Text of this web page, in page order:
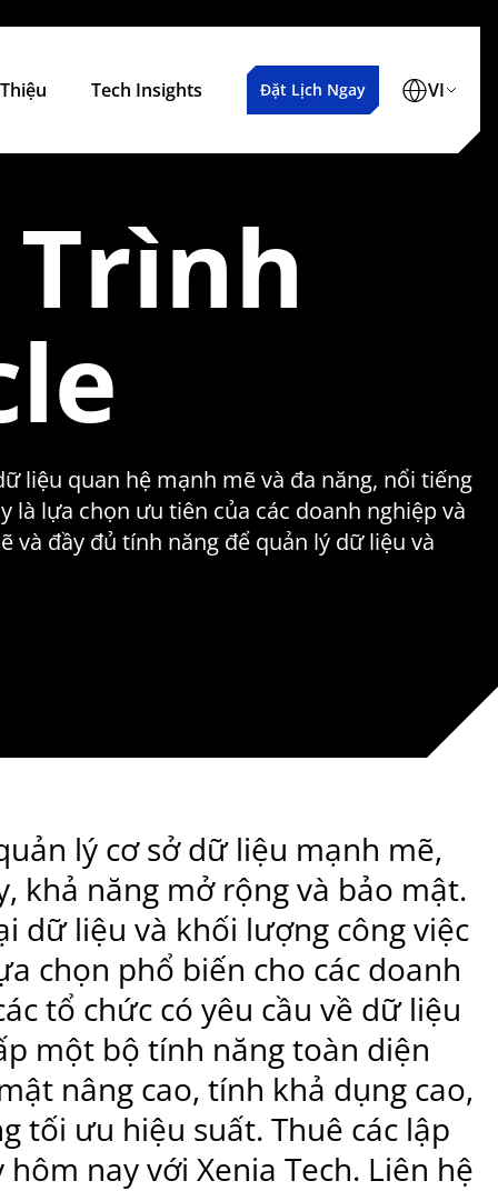
Tech Insights Đặt Lịch Ngay VI
liệu quan hệ mạnh mẽ và đa năng, nổi tiếng
là lựa chọn ưu tiên của các doanh nghiệp và
đầy đủ tính năng để quản lý dữ liệu và
lý cơ sở dữ liệu mạnh mẽ,
khả năng mở rộng và bảo mật.
dữ liệu và khối lượng công việc
chọn phổ biến cho các doanh
tổ chức có yêu cầu về dữ liệu
một bộ tính năng toàn diện
nâng cao, tính khả dụng cao,
tối ưu hiệu suất. Thuê các lập
nay với Xenia Tech. Liên hệ